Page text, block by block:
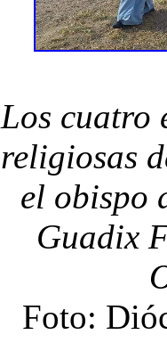
Los cuatro
religiosas
el obispo
Guadix
Foto: